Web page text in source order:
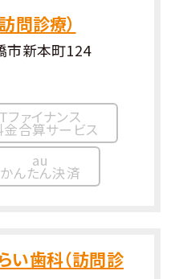
問診療）
新本町124
ファイナンス
合算サービス
au
かんたん決済
歯科（訪問診